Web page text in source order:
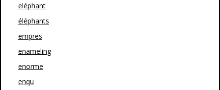
eléphant
éléphants
empres
enameling
enorme
enqu